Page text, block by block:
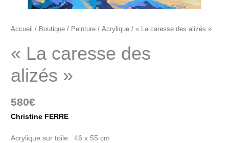
Accueil / Boutique / Peinture /Acrylique / « La caresse des alizés »
« La caresse des
alizés »
580€
Christine FERRE
Acrylique sur toile 46 x 55 cm